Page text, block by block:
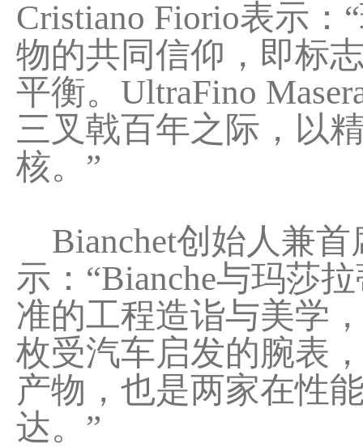
Cristiano Fiorio表示：
物的共同信仰，即标
平衡。UltraFino
三叉戟百年之际，以
核。”
Bianchet创始人兼首
示：“Bianche与玛莎
准的工程造诣与美学
枚受汽车启发的腕表
产物，也是两家在性
达。”